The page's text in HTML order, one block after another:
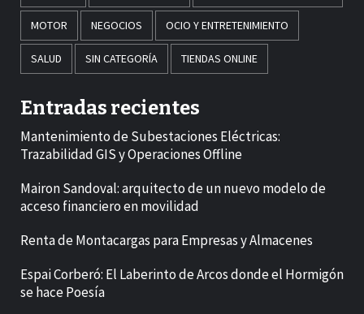
MOTOR NEGOCIOS OCIO Y ENTRETENIMIENTO
SALUD SIN CATEGORÍA TIENDAS ONLINE
Entradas recientes
Mantenimiento de Subestaciones Eléctricas:
Trazabilidad GIS y Operaciones Offline
Mairon Sandoval: arquitecto de un nuevo modelo de
acceso financiero en movilidad
Renta de Montacargas para Empresas y Almacenes
Espai Corberó: El Laberinto de Arcos donde el Hormigón
se hace Poesía